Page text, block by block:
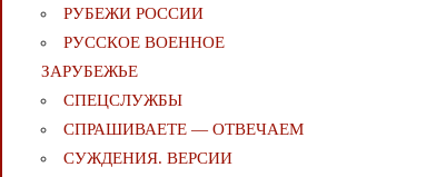
РУБЕЖИ РОССИИ
РУССКОЕ ВОЕННОЕ
ЗАРУБЕЖЬЕ
СПЕЦСЛУЖБЫ
СПРАШИВАЕТЕ — ОТВЕЧАЕМ
СУЖДЕНИЯ. ВЕРСИИ